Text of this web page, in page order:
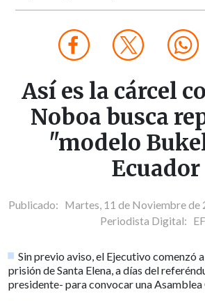
Así es la cárcel
Noboa busca
"modelo
Ecuador
Publicado: Martes, 11 de Noviembre de
Periodista Digital:
Sin previo aviso, el Ejecutivo comenzó
prisión de Santa Elena, a días del
presidente- para convocar una